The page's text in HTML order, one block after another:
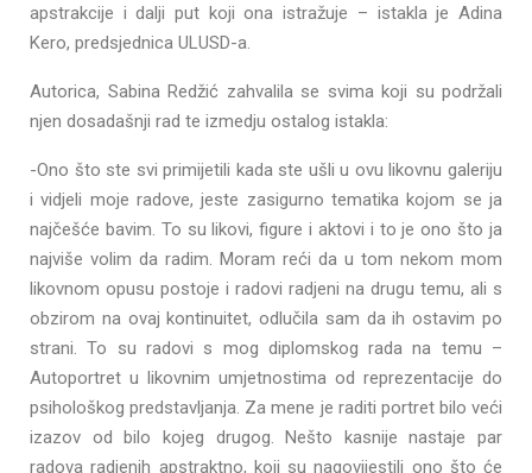
apstrakcije i dalji put koji ona istražuje – istakla je Adina
Kero, predsjednica ULUSD-a.
Autorica, Sabina Redžić zahvalila se svima koji su podržali
njen dosadašnji rad te izmedju ostalog istakla:
-Ono što ste svi primijetili kada ste ušli u ovu likovnu galeriju
i vidjeli moje radove, jeste zasigurno tematika kojom se ja
najčešće bavim. To su likovi, figure i aktovi i to je ono što ja
najviše volim da radim. Moram reći da u tom nekom mom
likovnom opusu postoje i radovi radjeni na drugu temu, ali s
obzirom na ovaj kontinuitet, odlučila sam da ih ostavim po
strani. To su radovi s mog diplomskog rada na temu –
Autoportret u likovnim umjetnostima od reprezentacije do
psihološkog predstavljanja. Za mene je raditi portret bilo veći
izazov od bilo kojeg drugog. Nešto kasnije nastaje par
radova radjenih apstraktno, koji su nagovijestili ono što će